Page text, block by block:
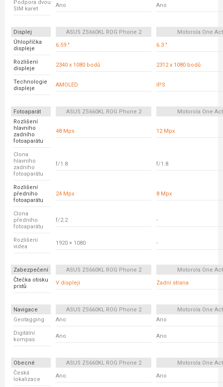
Podpora dvou
SIM karet
Ano Ano
Displej ASUS ZS660KL ROG Phone 2
Motorola One
Úhlopříčka
displeje
6.59 " 6.3 "
Rozlišení
displeje
2340 x 1080 bodů 2312 x 1080 bodů
Technologie
displeje
AMOLED IPS
Fotoaparát ASUS ZS660KL ROG Phone 2
Motorola One
Rozlišení
hlavního
zadního
fotoaparátu
48 Mpx 12 Mpx
Clona
hlavního
zadního
fotoaparátu
f/1.8 f/1.8
Rozlišení
předního
fotoaparátu
24 Mpx 8 Mpx
Clona
předního
fotoaparátu
f/2.2 -
Rozlišení
videa
1920 × 1080 -
Zabezpečení ASUS ZS660KL ROG Phone 2
Motorola One
Čtečka otisku
prstů
V displeji Zadní strana
Navigace ASUS ZS660KL ROG Phone 2
Motorola One
Geotagging
Ano Ano
Digitální
kompas
Ano Ano
Obecné ASUS ZS660KL ROG Phone 2
Motorola One
Česká
lokalizace
Ano Ano